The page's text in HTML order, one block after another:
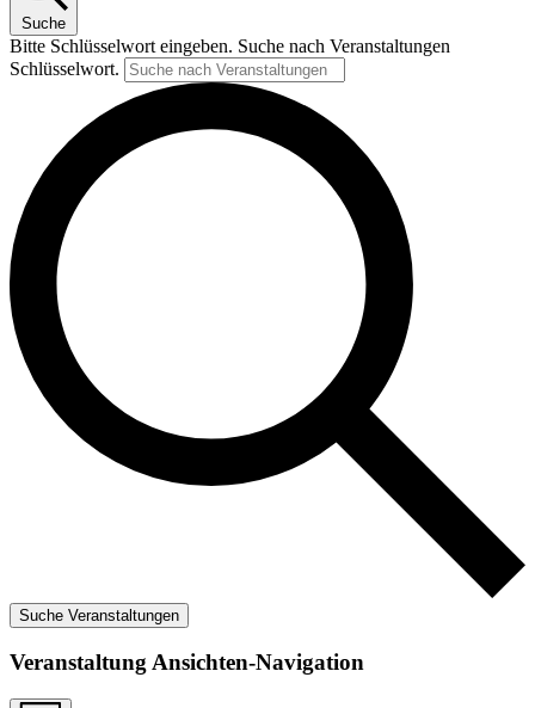
Suche
Bitte Schlüsselwort eingeben. Suche nach Veranstaltungen
Schlüsselwort.
Suche Veranstaltungen
Veranstaltung Ansichten-Navigation